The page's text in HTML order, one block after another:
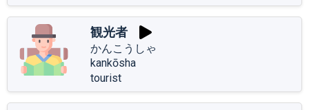
観光者
かんこうしゃ
kankōsha
tourist